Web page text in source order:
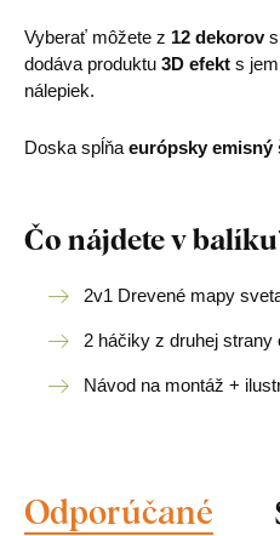
Vyberať môžete z 12 dekorovs
dodáva produktu 3D efekt s
nálepiek.
Doska spĺňa európsky emisný
Čo nájdete v
2v1 Drevené mapy
2 háčiky z druhej strany
Návod na montáž +
Odporúčané